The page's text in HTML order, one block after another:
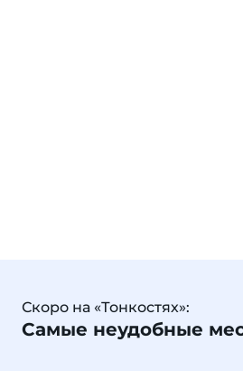
Скоро на «Тонкостях»:
Самые неудобные